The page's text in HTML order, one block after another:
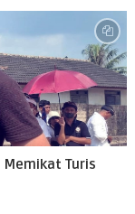
Memikat Turis